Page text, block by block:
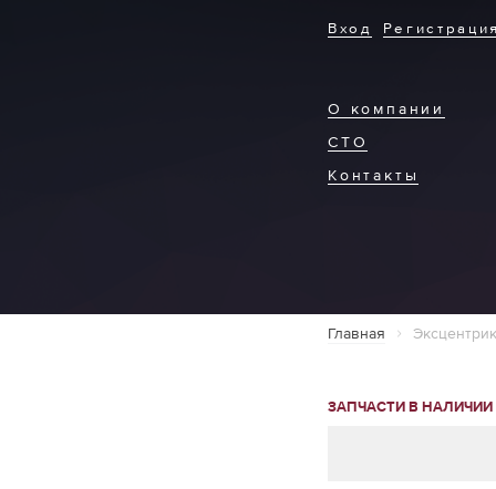
О компании
СТО
Контакты
Вход
Главная
ЗАПЧАСТИ В НАЛИЧИИ